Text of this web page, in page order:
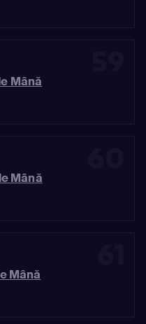
Mână
Mână
Mână